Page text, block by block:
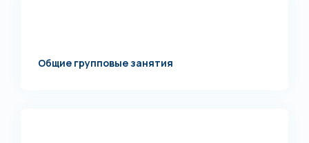
Общие групповые занятия